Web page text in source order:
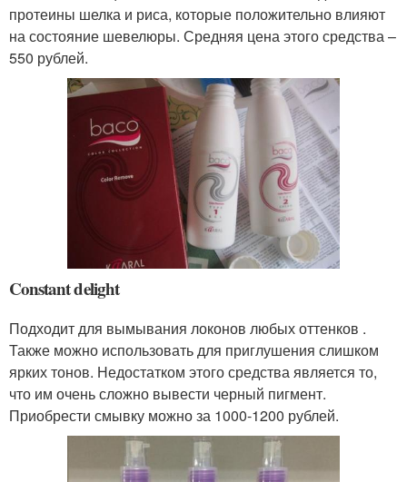
протеины шелка и риса, которые положительно влияют
на состояние шевелюры. Средняя цена этого средства –
550 рублей.
Constant delight
Подходит для вымывания локонов любых оттенков .
Также можно использовать для приглушения слишком
ярких тонов. Недостатком этого средства является то,
что им очень сложно вывести черный пигмент.
Приобрести смывку можно за 1000-1200 рублей.